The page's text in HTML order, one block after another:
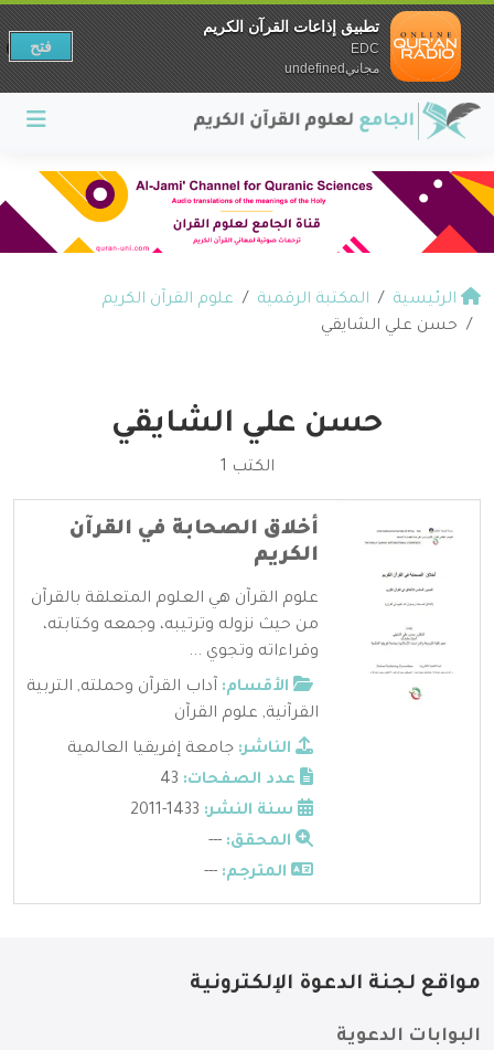
الرئيسية المكتبة الرقمية
علوم القرآن الكريم
حسن علي الشايقي
حسن علي الشايقي
الكتب 1
أخلاق الصحابة في القرآن
الكريم
علوم القرآن هي العلوم المتعلقة بالقرآن
من حيث نزوله وترتيبه، وجمعه وكتابته،
وقراءاته وتجوي ...
الأقسام: آداب القرآن وحملته, التربية
القرآنية, علوم القرآن
الناشر: جامعة إفريقيا العالمية
عدد الصفحات:
سنة النشر:
المحقق: ---
المترجم: ---
مواقع لجنة الدعوة الإلكترونية
البوابات الدعوية
تطبيق إذاعات القرآن الكريم
EDC
مجانيundefined
فتح